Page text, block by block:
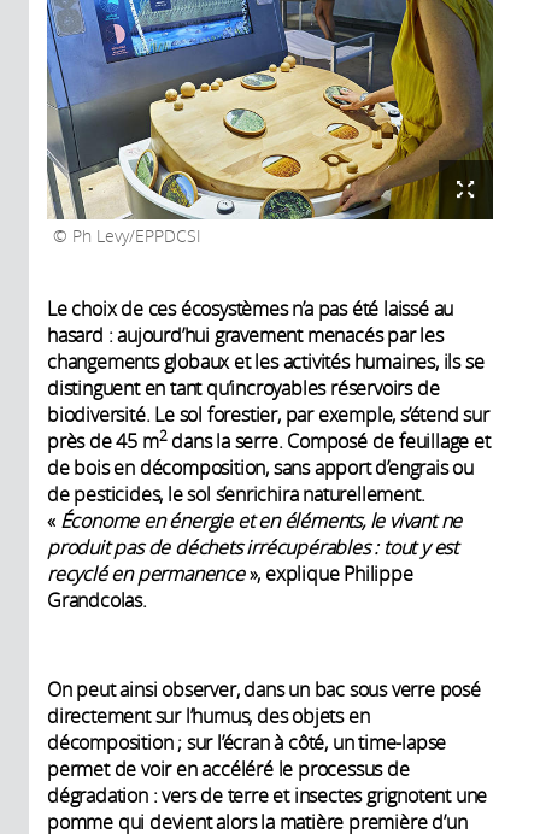
Ph Levy/EPPDCSI
Le choix de ces écosystèmes n’a pas été laissé au
hasard : aujourd’hui gravement menacés par les
changements globaux et les activités humaines, ils se
distinguent en tant qu’incroyables réservoirs de
biodiversité. Le sol forestier, par exemple, s’étend sur
près de 45 m2dans la serre. Composé de feuillage et
de bois en décomposition, sans apport d’engrais ou
de pesticides, le sol s’enrichira naturellement.
« Économe en énergie et en éléments, le vivant ne
produit pas de déchets irrécupérables : touty est
recyclé en permanence», explique Philippe
Grandcolas.
On peut ainsi observer, dans un bac sous verre posé
directement sur l’humus, des objets en
décomposition ; sur l’écran à côté, un time-lapse
permet de voir en accéléré le processus de
dégradation : vers de terre et insectes grignotent une
pomme qui devient alors la matière première d’un